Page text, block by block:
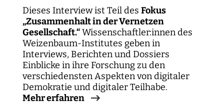
Dieses Interview ist Teil des Fokus
„Zusammenhalt in der Vernetzen
Gesellschaft.“Wissenschaftler:innen des
Weizenbaum-Institutes geben in
Interviews, Berichten und Dossiers
Einblicke in ihre Forschung zu den
verschiedensten Aspekten von digitaler
Demokratie und digitaler Teilhabe.
Mehr erfahren